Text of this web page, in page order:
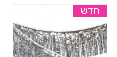
חדש